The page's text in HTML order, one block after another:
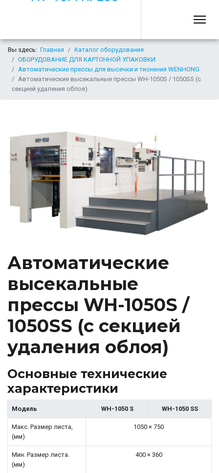
Вы здесь: Главная
Каталог оборудования
ОБОРУДОВАНИЕ ДЛЯ КАРТОННОЙ УПАКОВКИ
Автоматические прессы для высечки и тиснения WENHONG
Автоматические высекальные прессы WH-1050S / 1050SS (с
секцией удаления облоя)
Автоматические
высекальные
прессы WH-1050S /
1050SS (с секцией
удаления облоя)
Основные технические
характеристики
Модель WH-1050 S WH-1050 SS
Макс. Размер листа,
(мм)
1050 × 750
Мин. Размер листа.
(мм)
400 × 360